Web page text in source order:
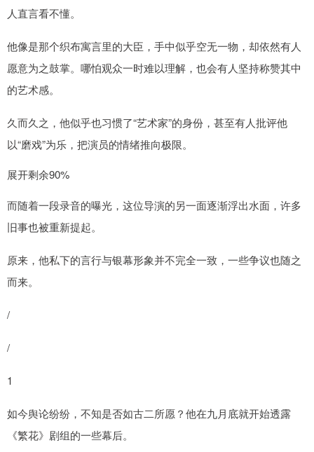
人直言看不懂。
他像是那个织布寓言里的大臣，手中似乎空无一物，却依然有人
愿意为之鼓掌。哪怕观众一时难以理解，也会有人坚持称赞其中
的艺术感。
久而久之，他似乎也习惯了“艺术家”的身份，甚至有人批评他
以“磨戏”为乐，把演员的情绪推向极限。
展开剩余90%
而随着一段录音的曝光，这位导演的另一面逐渐浮出水面，许多
旧事也被重新提起。
原来，他私下的言行与银幕形象并不完全一致，一些争议也随之
而来。
/
/
1
如今舆论纷纷，不知是否如古二所愿？他在九月底就开始透露
《繁花》剧组的一些幕后。